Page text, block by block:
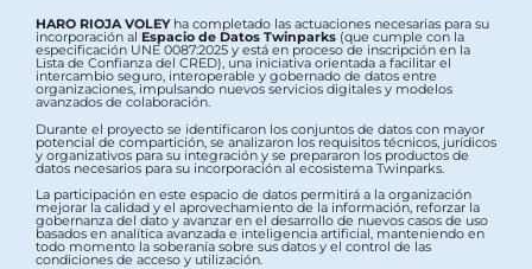
HARO RIOJA VOLEYha completado las actuaciones necesarias para su
incorporación al Espacio de Datos Twinparks (que cumple con la
especificación UNE 0087:2025 y está en proceso de inscripción en la
Lista de Confianza del CRED), una iniciativa orientada a facilitar el
intercambio seguro, interoperable y gobernado de datos entre
organizaciones, impulsando nuevos servicios digitales y modelos
avanzados de colaboración.
Durante el proyecto se identificaron los conjuntos de datos con mayor
potencial de compartición, se analizaron los requisitos técnicos, jurídicos
y organizativos para su integración y se prepararon los productos de
datos necesarios para su incorporación al ecosistema Twinparks.
La participación en este espacio de datos permitirá a la organización
mejorar la calidad y el aprovechamiento de la información, reforzar la
gobernanza del dato y avanzar en el desarrollo de nuevos casos de uso
basados en analítica avanzada e inteligencia artificial, manteniendo en
todo momento la soberanía sobre sus datos y el control de las
condiciones de acceso y utilización.